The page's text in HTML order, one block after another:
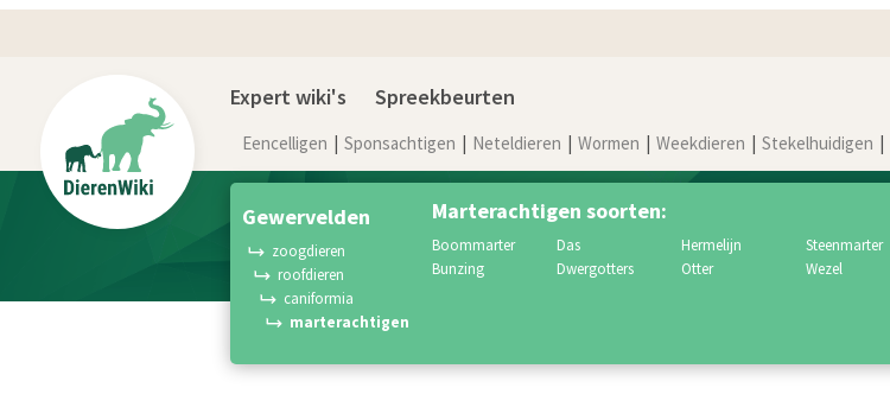
Expert wiki's Spreekbeurten
Eencelligen Sponsachtigen Neteldieren Wormen Weekdieren Stekelhuidigen
gewervelden
zoogdieren
roofdieren
caniformia
marterachtigen
Marterachtigen soorten:
boommarter
bunzing
das
dwergotters
hermelijn
otter
steenmarter
wezel